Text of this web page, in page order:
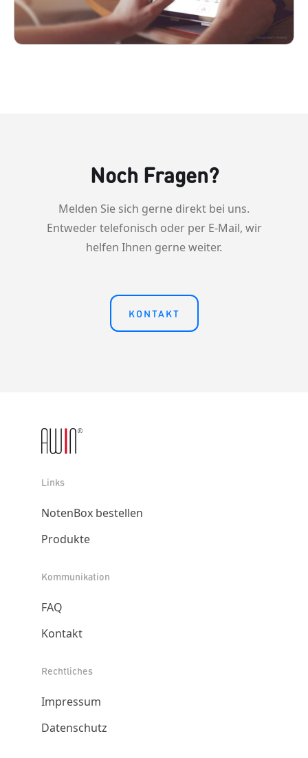
Noch Fragen?
Melden Sie sich gerne direkt bei uns.
Entweder telefonisch oder per E-Mail, wir
helfen Ihnen gerne weiter.
KONTAKT
Links
NotenBox bestellen
Produkte
Kommunikation
FAQ
Kontakt
Rechtliches
Impressum
Datenschutz